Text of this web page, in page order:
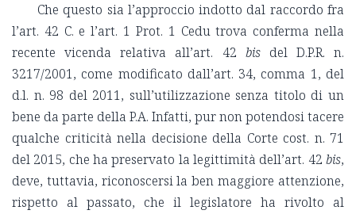
Che questo sia l’approccio indotto dal raccordo fra
l’art. 42 C. e l’art. 1 Prot. 1 Cedu trova conferma nella
recente vicenda relativa all’art. 42 bisdel D.P.R. n.
3217/2001, come modificato dall’art. 34, comma 1, del
d.l. n. 98 del 2011, sull’utilizzazione senza titolo di un
bene da parte della P.A. Infatti, pur non potendosi tacere
qualche criticità nella decisione della Corte cost. n. 71
del 2015, che ha preservato la legittimità dell’art. 42 bis,
deve, tuttavia, riconoscersi la ben maggiore attenzione,
rispetto al passato, che il legislatore ha rivolto al